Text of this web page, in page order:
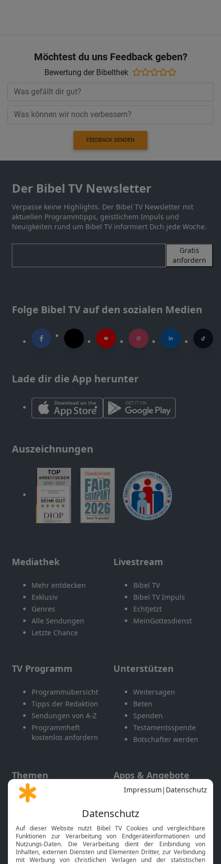
Möchtest du uns Feedback geben?
Bewertung der Bibelthek
FEEDBACK SENDEN
Der Bibel TV Newsletter
Verpasse keine Highlights. Der Bibel TV Newsletter mit
aktuellen Programmtipps, geistlichem Impuls und
Neuigkeiten rund um Bibel TV informiert Dich jede Woche.
Gratis
anfordern
Folge Bibel TV auf den sozialen Medien
Lade dir die App herunter
Auszeichnungen
Mediathek
Mehr entdecken
Exklusiv
Genres
Alle Sendungen
Letzte Chance
Livestream
Bibel TV
Bibel TV Impuls
EchtJetzt
MeinGottesdienst
TV Programm
Programmübersicht
Tipps der Redaktion
Sendungen von A-Z
Programmheft
kostenlos anfordern
Unterstützen
Weitersagen
Beten
Spenden
Testamentsspende
Botschafter werden
Themen
Gott und Bibel erklärt
Neuigkeiten
Apps & Angebote
Mobile App
Smart TV
HbbTV
Bibelthek Online-Bibel